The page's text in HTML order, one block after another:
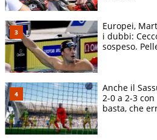
Europei,
i dubbi:
sospeso.
Anche il
2-0 a 2-3
basta, che